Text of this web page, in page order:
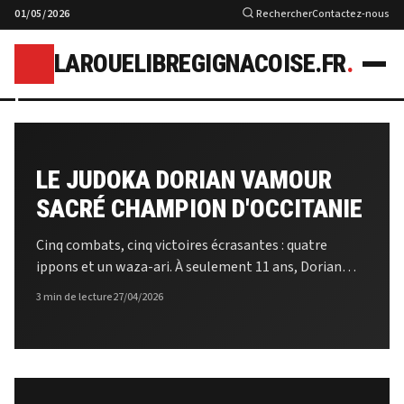
01/05/2026 RechercherContactez-nous
l
LAROUELIBREGIGNACOISE.FR.
LE JUDOKA DORIAN VAMOUR
SACRÉ CHAMPION D'OCCITANIE
Cinq combats, cinq victoires écrasantes : quatre
ippons et un waza-ari. À seulement 11 ans, Dorian
Vamour pulvérise la concurrence régionale sans
Derrière cette performance fulgurante se cache une
progression méthodique : champion départemental,
3 min de lecture27/04/2026
ROUTE D'OCCITANIE : TROIS JOURS
DE COURSE, LES PYRÉNÉES SANS
27/04/2026